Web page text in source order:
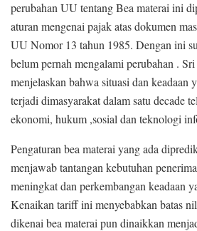
perubahan UU tentang Bea materai ini
aturan mengenai pajak atas dokumen
UU Nomor 13 tahun 1985. Dengan ini
belum pernah mengalami perubahan .
menjelaskan bahwa situasi dan keadaan
terjadi dimasyarakat dalam satu decade
ekonomi, hukum ,sosial dan teknologi
Pengaturan bea materai yang ada
menjawab tantangan kebutuhan
meningkat dan perkembangan keadaan
Kenaikan tariff ini menyebabkan batas
dikenai bea materai pun dinaikkan